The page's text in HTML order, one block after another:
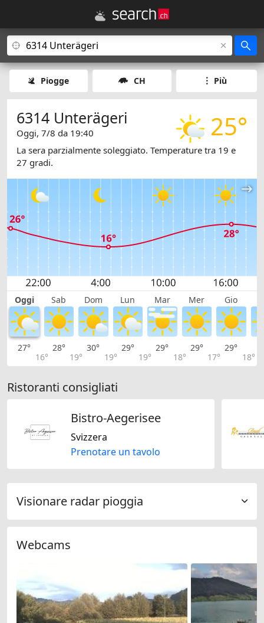
Piogge CH Più
25°
6314 Unterägeri
Oggi, 7/8 da 19:40
La sera parzialmente soleggiato. Temperature tra 19 e
27 gradi.
Oggi Sab Dom Lun Mar Mer Gio
27°
16°
28°
19°
30°
19°
29°
19°
29°
18°
29°
17°
29°
18°
Ristoranti consigliati
Bistro-Aegerisee
Svizzera
Prenotare un tavolo
Visionare radar pioggia
Webcams